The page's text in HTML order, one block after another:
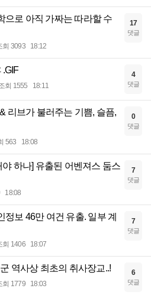
으로 아직 가짜는 따라할 수
회 3093 18:12
17
댓글
회 1555 18:11
4
댓글
리브가 불러주는 기쁨, 슬픔,
563 18:08
0
댓글
야 하나] 유출된 어벤져스 둠스
18:08
7
댓글
정보 46만 여건 유출. 일부 계
회 1406 18:07
7
댓글
역사상 최초의 취사장교..!
회 1779 18:03
6
댓글